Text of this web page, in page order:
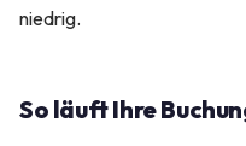
niedrig.
So läuft Ihre